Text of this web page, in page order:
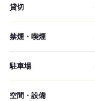
貸切
禁煙・喫煙
駐車場
空間・設備